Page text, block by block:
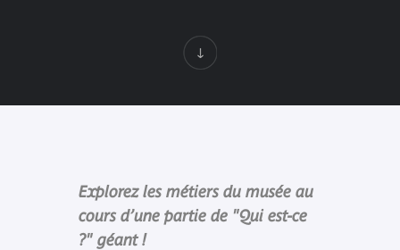
Explorez les métiers du musée au
cours d’une partie de "Qui est-ce
?" géant !